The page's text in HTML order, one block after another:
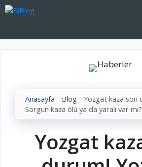
İçeriğe
Anasayfa - Blog - Yozgat kaza son
Sorgun kaza ölü ya da yaralı var mı?
Yozgat